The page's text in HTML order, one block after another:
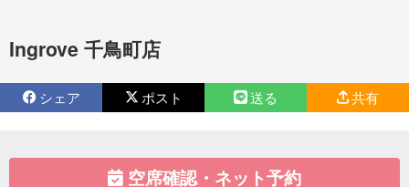
Ingrove 千鳥町店
シェア ポスト 送る 共有
空席確認・ネット予約